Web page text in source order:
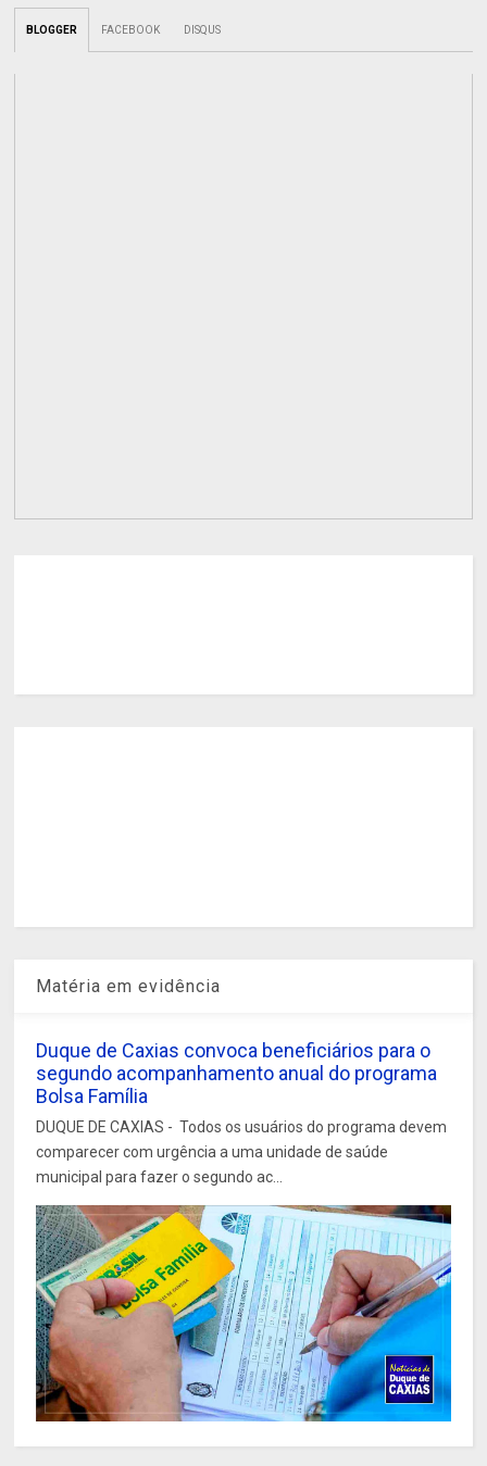
BLOGGER FACEBOOK DISQUS
Matéria em evidência
Duque de Caxias convoca beneficiários para o
segundo acompanhamento anual do programa
Bolsa Família
DUQUE DE CAXIAS - Todos os usuários do programa devem
comparecer com urgência a uma unidade de saúde
municipal para fazer o segundo ac...